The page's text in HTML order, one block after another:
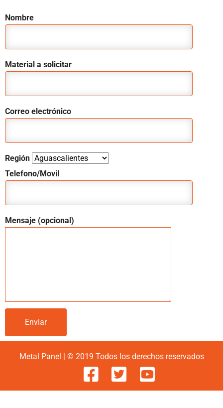
Nombre
Material a solicitar
Correo electrónico
Región
Telefono/Movil
Mensaje (opcional)
Metal Panel | © 2019 Todos los derechos reservados